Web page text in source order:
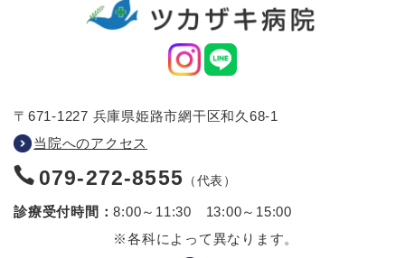
〒671-1227 兵庫県姫路市網干区和久68-1
当院へのアクセス
079-272-8555 （代表）
診療受付時間：8:00～11:30 13:00～15:00
※各科によって異なります。